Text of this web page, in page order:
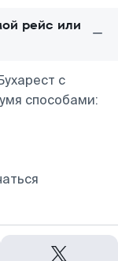
рейс или
с
способами: